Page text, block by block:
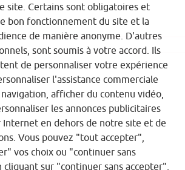
site. Certains sont obligatoires et
bon fonctionnement du site et la
de manière anonyme. D'autres
sont soumis à votre accord. Ils
de personnaliser votre expérience
l'assistance commerciale
afficher du contenu vidéo,
les annonces publicitaires
Internet en dehors de notre site et de
Vous pouvez "tout accepter",
vos choix ou "continuer sans
cliquant sur "continuer sans accepter",